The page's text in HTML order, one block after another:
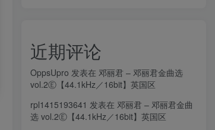
近期评论
OppsUpro 发表在 邓丽君 – 邓丽君金曲选
vol.2Ⓔ【44.1kHz／16bit】英国区
rpl1415193641 发表在 邓丽君 – 邓丽君金曲
选 vol.2Ⓔ【44.1kHz／16bit】英国区